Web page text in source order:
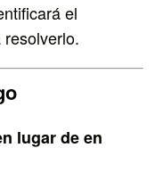
el
lugar de en